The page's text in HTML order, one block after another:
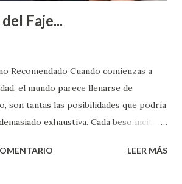
Faje...
Recomendado Cuando comienzas a
el mundo parece llenarse de
son tantas las posibilidades que podría
exhaustiva. Cada beso incita
hubieras imaginado. El problema es
LEER MÁS